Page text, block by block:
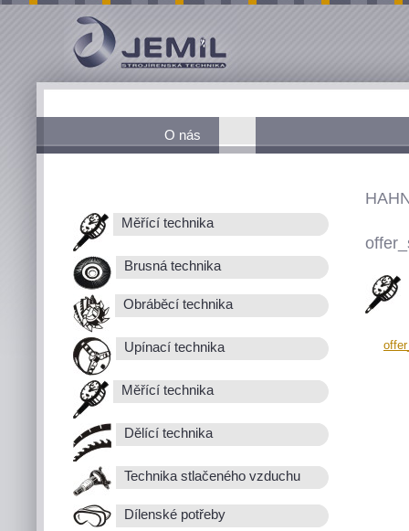
O nás
Měřící technika
Brusná technika
Obráběcí technika
Upínací technika
Měřící technika
Dělící technika
Technika stlačeného vzduchu
Dílenské potřeby